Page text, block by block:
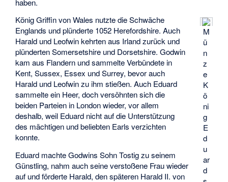
M
ü
n
z
e
K
ö
ni
g
E
d
u
ar
d
König Griffin von Wales nutzte die Schwäche
Englands und plünderte 1052 Herefordshire. Auch
Harald und Leofwin kehrten aus Irland zurück und
plünderten Somersetshire und Dorsetshire. Godwin
kam aus Flandern und sammelte Verbündete in
Kent, Sussex, Essex und Surrey, bevor auch
Harald und Leofwin zu ihm stießen. Auch Eduard
sammelte ein Heer, doch versöhnten sich die
beiden Parteien in London wieder, vor allem
deshalb, weil Eduard nicht auf die Unterstützung
des mächtigen und beliebten Earls verzichten
konnte.
Eduard machte Godwins Sohn Tostig zu seinem
Günstling, nahm auch seine verstoßene Frau wieder
auf und förderte Harald, den späteren Harald II. von